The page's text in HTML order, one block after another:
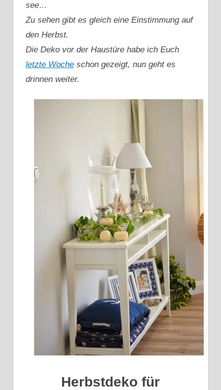
see…
Zu sehen gibt es gleich eine Einstimmung auf
den Herbst.
Die Deko vor der Haustüre habe ich Euch
letzte Woche schon gezeigt, nun geht es
drinnen weiter.
Herbstdeko für